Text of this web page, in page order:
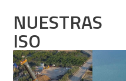
NUESTRAS
ISO